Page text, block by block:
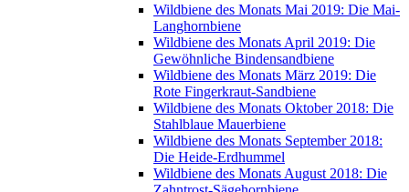
Wildbiene des Monats Mai 2019: Die Mai-
Langhornbiene
Wildbiene des Monats April 2019: Die
Gewöhnliche Bindensandbiene
Wildbiene des Monats März 2019: Die
Rote Fingerkraut-Sandbiene
Wildbiene des Monats Oktober 2018: Die
Stahlblaue Mauerbiene
Wildbiene des Monats September 2018:
Die Heide-Erdhummel
Wildbiene des Monats August 2018: Die